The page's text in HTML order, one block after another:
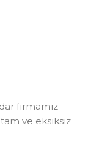
firmamız
ve eksiksiz